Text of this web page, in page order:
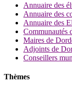
Annuaire des
Annuaire des
Annuaire des
Communautés
Maires de
Adjoints de
Conseillers
Thèmes